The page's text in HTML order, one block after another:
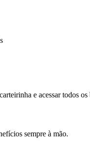
e acessar todos
sempre à mão.